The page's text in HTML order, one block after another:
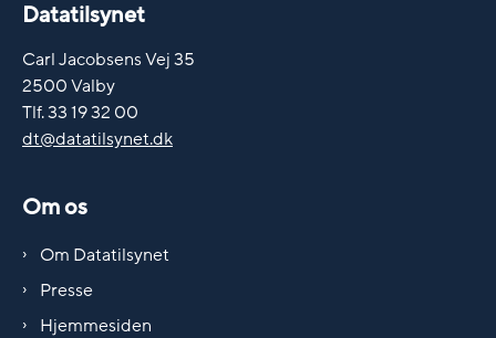
Datatilsynet
Carl Jacobsens Vej 35
2500 Valby
Tlf. 33 19 32 00
dt@datatilsynet.dk
Om os
Om Datatilsynet
Presse
Hjemmesiden